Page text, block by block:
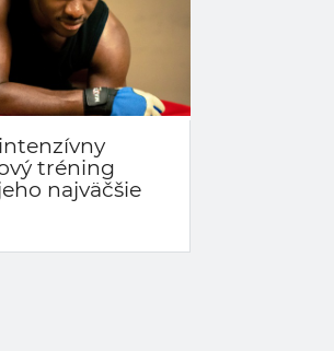
tréning
najväčšie